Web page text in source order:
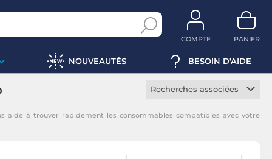
COMPTE PANIER
NOUVEAUTÉS BESOIN D'AIDE
Recherches associées
aide à trouver rapidement les consommables compatibles avec votre